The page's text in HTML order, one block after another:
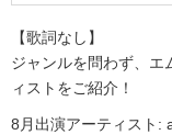
【歌詞なし】
ジャンルを問わず、エ
ィストをご紹介！
8月出演アーティスト: